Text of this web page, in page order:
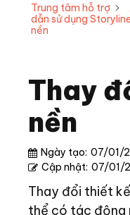
Trung tâm hỗ trợ
dẫn sử dụng
nền
Thay
nền
Ngày tạo: 07/01/
Cập nhật: 07/01/
Thay đổi thiết
thể có tác động